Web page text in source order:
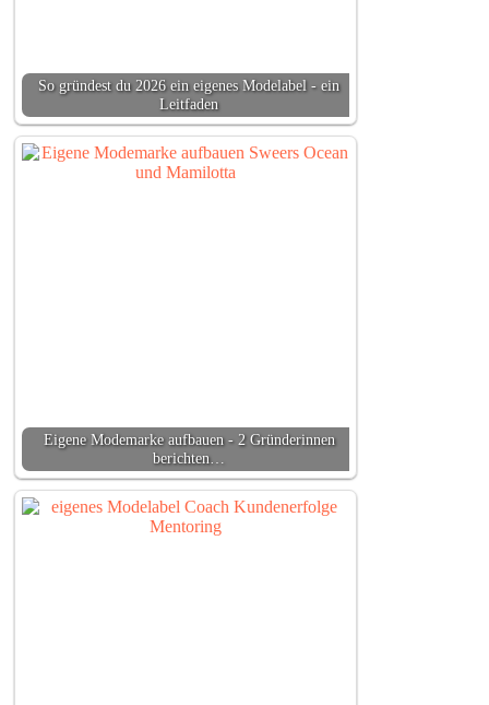
So gründest du 2026 ein eigenes Modelabel - ein
Leitfaden
Eigene Modemarke aufbauen - 2 Gründerinnen
berichten…